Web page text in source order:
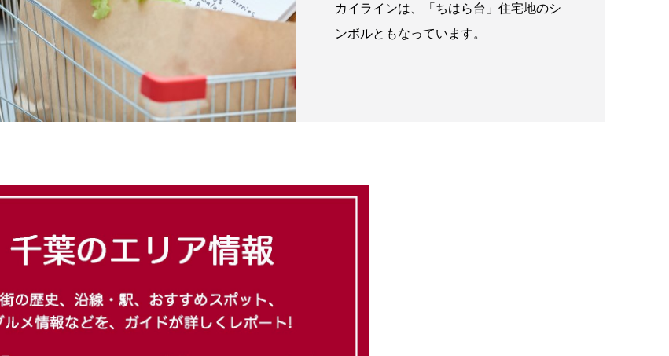
カイラインは、「ちはら台」住宅地のシ
ンボルともなっています。